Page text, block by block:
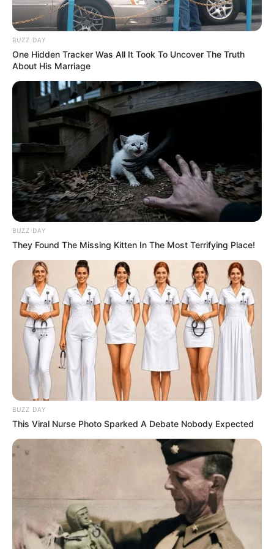
Investigações em andamento
para esclarecer as circunstâncias
da morte de adolescente em
BUZZ DAY
One Hidden Tracker Was All It Took To Uncover The Truth
About His Marriage
BUZZ DAY
They Found The Missing Kitten In The Most Terrifying Place!
BUZZ DAY
This Viral Nurse Photo Sparked A Debate Nobody Expected